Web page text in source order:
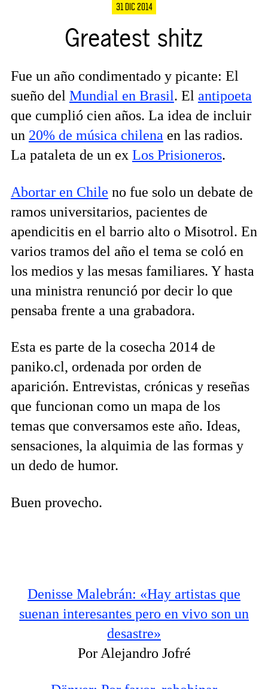
31 DIC 2014
Greatest shitz
Fue un año condimentado y picante: El
sueño del Mundial en Brasil. El antipoeta
que cumplió cien años. La idea de incluir
un 20% de música chilena en las radios.
La pataleta de un ex Los Prisioneros.
Abortar en Chile no fue solo un debate de
ramos universitarios, pacientes de
apendicitis en el barrio alto o Misotrol. En
varios tramos del año el tema se coló en
los medios y las mesas familiares. Y hasta
una ministra renunció por decir lo que
pensaba frente a una grabadora.
Esta es parte de la cosecha 2014 de
paniko.cl, ordenada por orden de
aparición. Entrevistas, crónicas y reseñas
que funcionan como un mapa de los
temas que conversamos este año. Ideas,
sensaciones, la alquimia de las formas y
un dedo de humor.
Buen provecho.
Denisse Malebrán: «Hay artistas que
suenan interesantes pero en vivo son un
desastre»
Por Alejandro Jofré